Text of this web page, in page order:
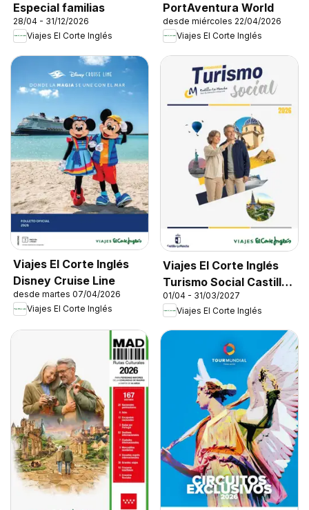
Especial familias
28/04 - 31/12/2026
Viajes El Corte Inglés
PortAventura World
desde miércoles 22/04/2026
Viajes El Corte Inglés
Viajes El Corte Inglés
Disney Cruise Line
desde martes 07/04/2026
Viajes El Corte Inglés
Viajes El Corte Inglés
Turismo Social Castilla
La Mancha
01/04 - 31/03/2027
Viajes El Corte Inglés